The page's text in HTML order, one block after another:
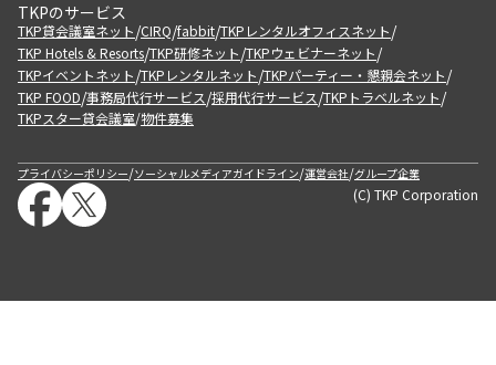
TKPのサービス
TKP貸会議室ネット/CIRQ/fabbit/TKPレンタルオフィスネット/
TKP Hotels & Resorts/TKP研修ネット/TKPウェビナーネット/
TKPイベントネット/TKPレンタルネット/TKPパーティー・懇親会ネット/
TKP FOOD/事務局代行サービス/採用代行サービス/TKPトラベルネット/
TKPスター貸会議室/物件募集
プライバシーポリシー/ソーシャルメディアガイドライン/運営会社/グループ企業
(C) TKP Corporation